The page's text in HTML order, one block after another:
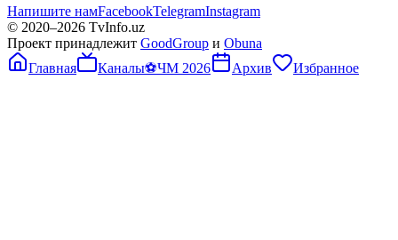
Напишите намFacebookTelegramInstagram
© 2020–2026 TvInfo.uz
Проект принадлежит GoodGroup и Obuna
Главная
Каналы⚽ЧМ 2026 Архив Избранное